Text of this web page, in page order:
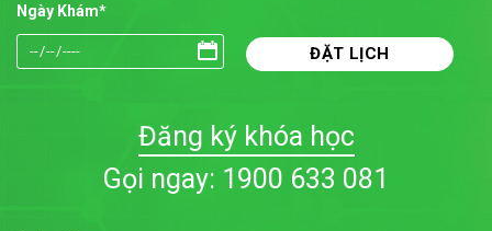
Ngày Khám*
Đăng ký khóa học
Gọi ngay: 1900 633 081